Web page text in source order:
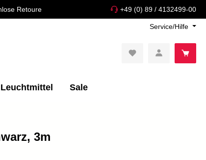
Retoure +49 (0) 89 / 4132499-00
Service/Hilfe
Leuchtmittel Sale
3m